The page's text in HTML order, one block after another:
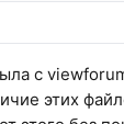
с
этих